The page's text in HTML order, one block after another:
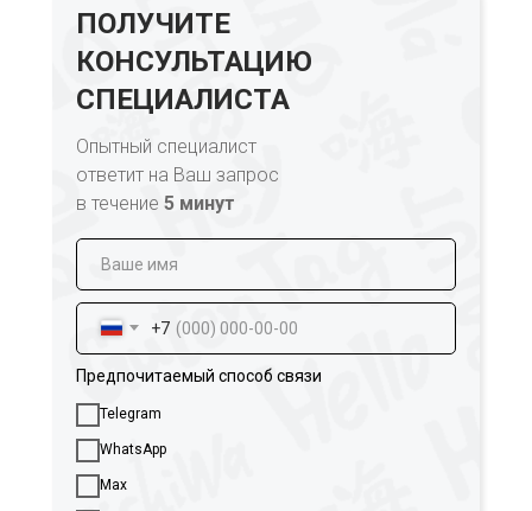
ПОЛУЧИТЕ
КОНСУЛЬТАЦИЮ
СПЕЦИАЛИСТА
Опытный специалист
ответит на Ваш запрос
в течение 5 минут
+7
Предпочитаемый способ связи
Telegram
WhatsApp
Max